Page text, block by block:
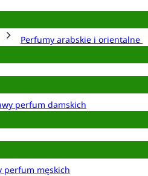
Perfumy arabskie i orientalne
perfum damskich
perfum męskich